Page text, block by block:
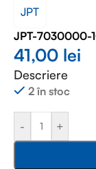
JPT
JPT-7030000-
41,00 lei
Descriere
2 în stoc
- +